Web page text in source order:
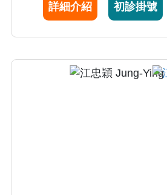
詳細介紹 初診掛號